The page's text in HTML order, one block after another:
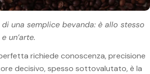
una semplice bevanda: è allo stesso
un’arte.
richiede conoscenza, precisione
decisivo, spesso sottovalutato, è la